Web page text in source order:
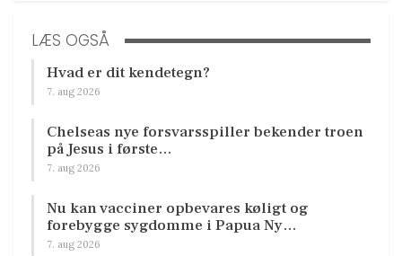
LÆS OGSÅ
Hvad er dit kendetegn?
7. aug 2026
Chelseas nye forsvarsspiller bekender troen
på Jesus i første…
7. aug 2026
Nu kan vacciner opbevares køligt og
forebygge sygdomme i Papua Ny…
7. aug 2026